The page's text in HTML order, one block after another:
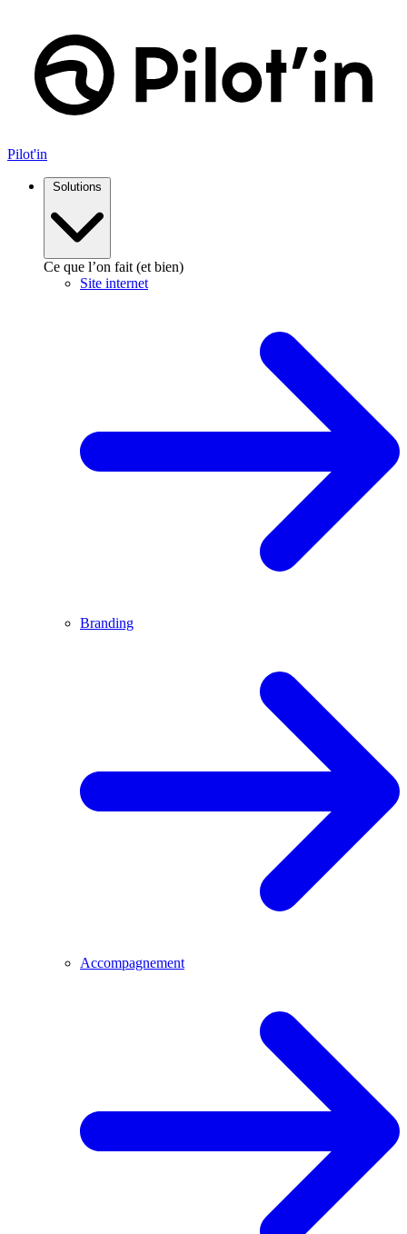
Pilot'in
Solutions
Ce que l’on fait (et bien)
Site internet
Branding
Accompagnement